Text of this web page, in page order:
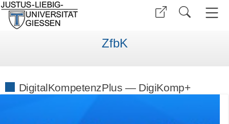
ZfbK
DigitalKompetenzPlus — DigiKomp+